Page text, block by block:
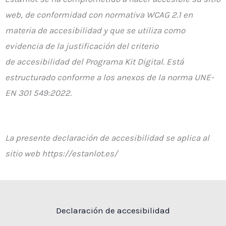
web, de conformidad con normativa WCAG 2.1 en
materia de accesibilidad y que se utiliza como
evidencia de la justificación del criterio
de accesibilidad del Programa Kit Digital. Está
estructurado conforme a los anexos de la norma UNE-
EN 301 549:2022.
La presente declaración de accesibilidad se aplica al
sitio web https://estanlot.es/
Declaración de accesibilidad